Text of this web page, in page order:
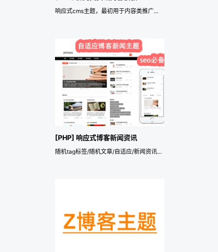
响应式cms主题，最初用于内容类推广模板
[PHP] 响应式博客新闻资讯
随机tag标签/随机文章/自适应/新闻资讯门户/覆盖广告，og标签，自定义底部版权，文字logo，seo